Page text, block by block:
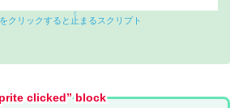
クリックすると 止
と
まるスクリプト
clicked” block